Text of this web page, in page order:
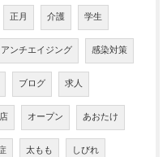
正月 介護 学生
アンチエイジング 感染対策
ブログ 求人
オープン あおたけ
太もも しびれ